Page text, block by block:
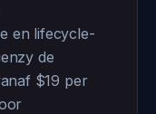
en lifecycle-
de
$19 per